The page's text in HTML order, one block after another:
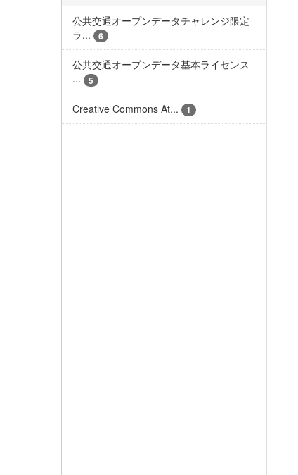
公共交通オープンデータチャレンジ限定
ラ...
6
公共交通オープンデータ基本ライセンス
...
5
Creative Commons At... 1